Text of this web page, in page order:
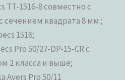
TT-1516-8 совместно с
сечением квадрата 8 мм.;
1516;
Pro 50/27-DP-15-CR с
2 класса и выше;
Avers Pro 50/11